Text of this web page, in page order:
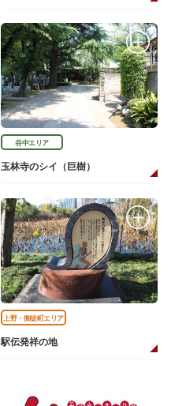
谷中エリア
玉林寺のシイ（巨樹）
上野・御徒町エリア
駅伝発祥の地